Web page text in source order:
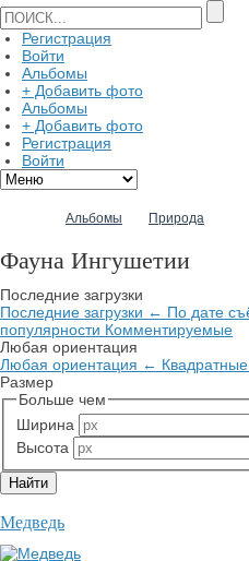
Регистрация
Войти
Альбомы
+ Добавить фото
Альбомы
+ Добавить фото
Регистрация
Войти
Альбомы Природа
Фауна Ингушетии
Последние загрузки
Последние загрузки ← По дате
популярности Комментируемые
Любая ориентация
Любая ориентация ← Квадратные
Размер
Больше чем
Ширина
Высота
Медведь